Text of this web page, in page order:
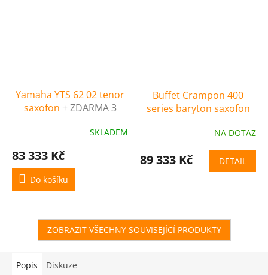
Yamaha YTS 62 02 tenor
saxofon + ZDARMA 3
nástroje (v hodnotě 4500
SKLADEM
83 333 Kč
Do košíku
Buffet Crampon 400
series baryton saxofon
NA DOTAZ
89 333 Kč DETAIL
ZOBRAZIT VŠECHNY SOUVISEJÍCÍ PRODUKTY
Popis Diskuze